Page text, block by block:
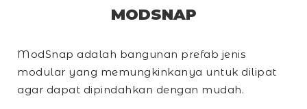
MODSNAP
ModSnap adalah bangunan prefab jenis
modular yang memungkinkanya untuk dilipat
agar dapat dipindahkan dengan mudah.